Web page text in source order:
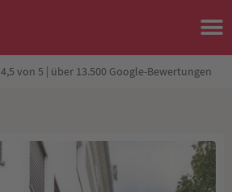
4,5 von 5 | über 13.500 Google-Bewertungen